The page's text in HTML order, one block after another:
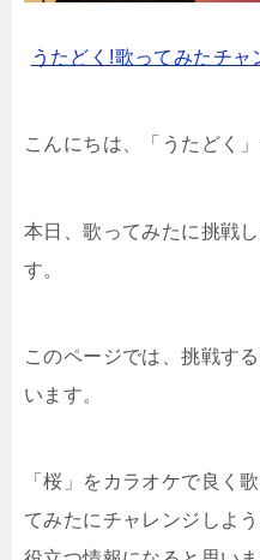
うたどく!歌ってみたチ
こんにちは、「うたどく」
本日、歌ってみたに挑戦
す。
このページでは、挑戦す
います。
「桜」をカラオケで良く
てみたにチャレンジしよ